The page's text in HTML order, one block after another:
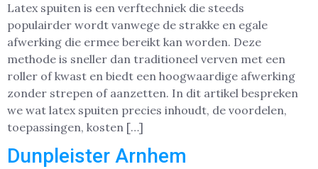
Latex spuiten is een verftechniek die steeds
populairder wordt vanwege de strakke en egale
afwerking die ermee bereikt kan worden. Deze
methode is sneller dan traditioneel verven met een
roller of kwast en biedt een hoogwaardige afwerking
zonder strepen of aanzetten. In dit artikel bespreken
we wat latex spuiten precies inhoudt, de voordelen,
toepassingen, kosten […]
Dunpleister Arnhem